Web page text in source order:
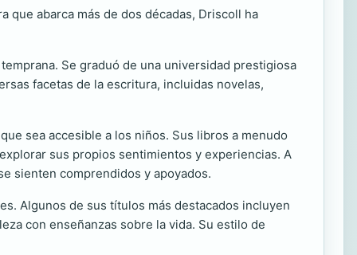
abarca más de dos décadas, Driscoll ha
Se graduó de una universidad prestigiosa
facetas de la escritura, incluidas novelas,
sea accesible a los niños. Sus libros a menudo
sus propios sentimientos y experiencias. A
sienten comprendidos y apoyados.
Algunos de sus títulos más destacados incluyen
con enseñanzas sobre la vida. Su estilo de